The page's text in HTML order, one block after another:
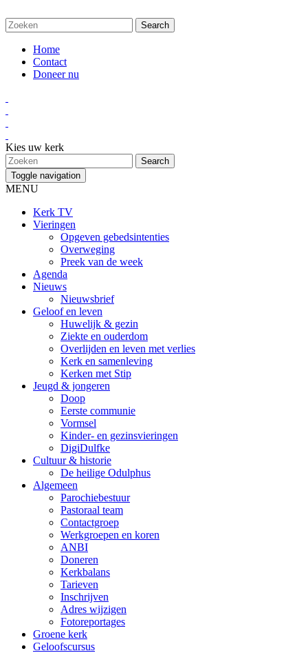
Home
Contact
Doneer nu
Kies uw kerk
Toggle navigation
MENU
Kerk TV
Vieringen
Opgeven gebedsintenties
Overweging
Preek van de week
Agenda
Nieuws
Nieuwsbrief
Geloof en leven
Huwelijk & gezin
Ziekte en ouderdom
Overlijden en leven met verlies
Kerk en samenleving
Kerken met Stip
Jeugd & jongeren
Doop
Eerste communie
Vormsel
Kinder- en gezinsvieringen
DigiDulfke
Cultuur & historie
De heilige Odulphus
Algemeen
Parochiebestuur
Pastoraal team
Contactgroep
Werkgroepen en koren
ANBI
Doneren
Kerkbalans
Tarieven
Inschrijven
Adres wijzigen
Fotoreportages
Groene kerk
Geloofscursus